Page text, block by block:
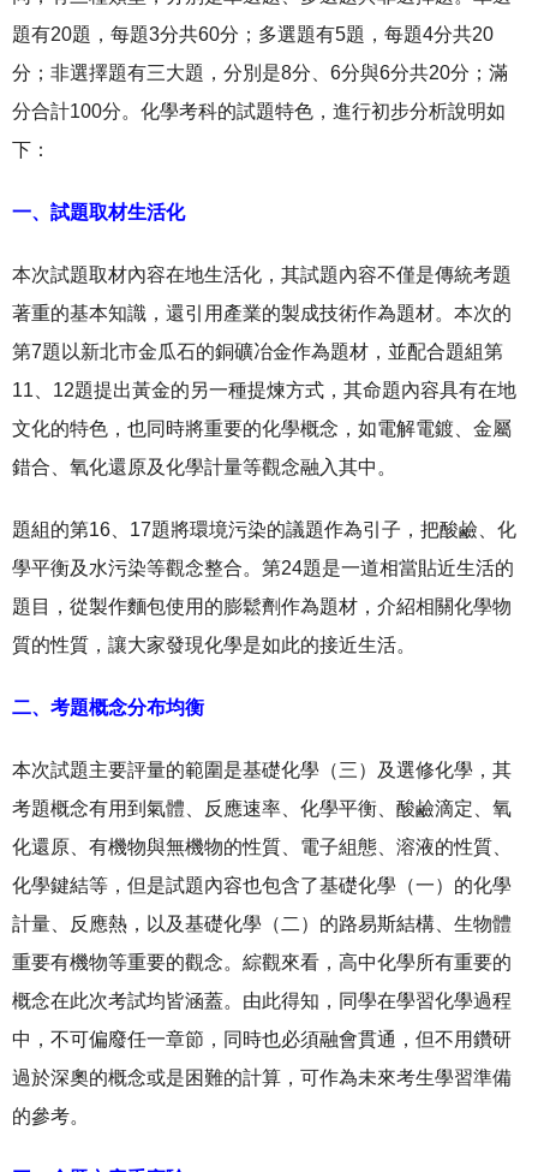
題有20題，每題3分共60分；多選題有5題，每題4分共20
分；非選擇題有三大題，分別是8分、6分與6分共20分；滿
分合計100分。化學考科的試題特色，進行初步分析說明如
下：
一、試題取材生活化
本次試題取材內容在地生活化，其試題內容不僅是傳統考題
著重的基本知識，還引用產業的製成技術作為題材。本次的
第7題以新北市金瓜石的銅礦冶金作為題材，並配合題組第
11、12題提出黃金的另一種提煉方式，其命題內容具有在地
文化的特色，也同時將重要的化學概念，如電解電鍍、金屬
錯合、氧化還原及化學計量等觀念融入其中。
題組的第16、17題將環境污染的議題作為引子，把酸鹼、化
學平衡及水污染等觀念整合。第24題是一道相當貼近生活的
題目，從製作麵包使用的膨鬆劑作為題材，介紹相關化學物
質的性質，讓大家發現化學是如此的接近生活。
二、考題概念分布均衡
本次試題主要評量的範圍是基礎化學（三）及選修化學，其
考題概念有用到氣體、反應速率、化學平衡、酸鹼滴定、氧
化還原、有機物與無機物的性質、電子組態、溶液的性質、
化學鍵結等，但是試題內容也包含了基礎化學（一）的化學
計量、反應熱，以及基礎化學（二）的路易斯結構、生物體
重要有機物等重要的觀念。綜觀來看，高中化學所有重要的
概念在此次考試均皆涵蓋。由此得知，同學在學習化學過程
中，不可偏廢任一章節，同時也必須融會貫通，但不用鑽研
過於深奧的概念或是困難的計算，可作為未來考生學習準備
的參考。